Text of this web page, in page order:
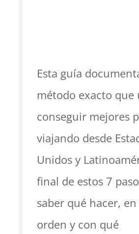
Esta guía
método exacto que
conseguir mejores
viajando desde
Unidos y
final de estos 7
saber qué hacer,
orden y con qué